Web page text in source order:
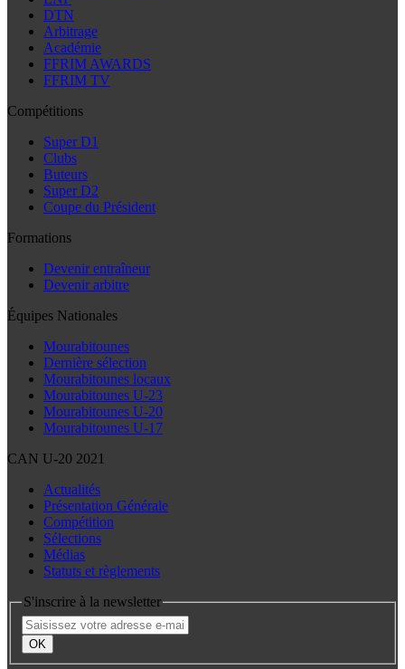
DTN
Arbitrage
Académie
FFRIM AWARDS
FFRIM TV
Compétitions
Super D1
Clubs
Buteurs
Super D2
Coupe du Président
Formations
Devenir entraîneur
Devenir arbitre
Équipes Nationales
Mourabitounes
Dernière sélection
Mourabitounes locaux
Mourabitounes U-23
Mourabitounes U-20
Mourabitounes U-17
CAN U-20 2021
Actualités
Présentation Générale
Compétition
Sélections
Médias
Statuts et règlements
S'inscrire à la newsletter